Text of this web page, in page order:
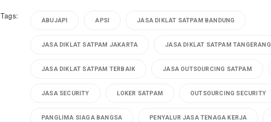
Tags: ABUJAPI APSI JASA DIKLAT SATPAM BANDUNG
JASA DIKLAT SATPAM JAKARTA JASA DIKLAT SATPAM TANGERANG
JASA DIKLAT SATPAM TERBAIK JASA OUTSOURCING SATPAM
JASA SECURITY LOKER SATPAM OUTSOURCING SECURITY
PANGLIMA SIAGA BANGSA PENYALUR JASA TENAGA KERJA